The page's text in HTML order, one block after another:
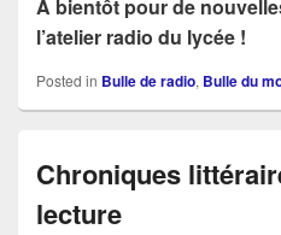
A bientôt pour de
l’atelier radio du lycée !
Posted in Bulle de radio, Bulle du
Chroniques
lecture